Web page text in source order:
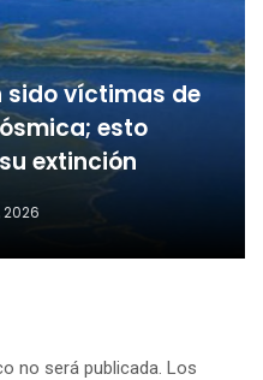
sido víctimas de
esto
extinción
2026
no será publicada. Los